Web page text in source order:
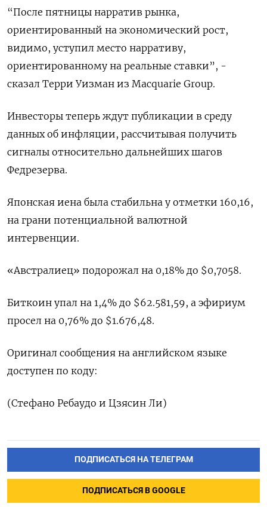
“После пятницы нарратив рынка,
ориентированный на экономический рост,
видимо, уступил место нарративу,
ориентированному на ​реальные ставки”, -
сказал Терри ⁠Уизман из Macquarie Group.
Инвесторы теперь ждут публикации в среду
данных об инфляции, рассчитывая получить
сигналы относительно ‌дальнейших шагов
Федрезерва.
Японская иена была стабильна у отметки 160,16,
на грани потенциальной ‌валютной
интервенции.
«Австралиец» подорожал на 0,18% до $0,7058.
Биткоин упал на 1,4% до $62.581,59, а ​эфириум
просел на 0,76% до $1.676,48.
Оригинал сообщения на английском языке
‌доступен по коду:
(Стефано Ребаудо и Цзясин Ли)
ПОДПИСАТЬСЯ НА ТЕЛЕГРАМ
ПОДПИСАТЬСЯ В GOOGLE